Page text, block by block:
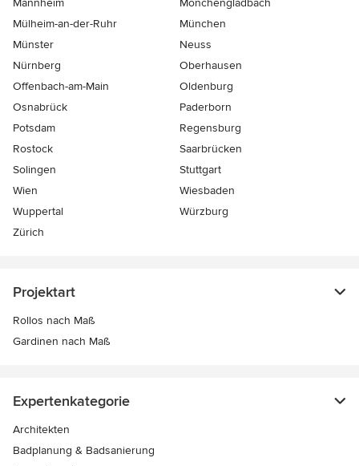
Mannheim
Mönchen­gladbach
Mülheim-an-der-Ruhr
München
Münster
Neuss
Nürnberg
Oberhausen
Offenbach-am-Main
Oldenburg
Osnabrück
Paderborn
Potsdam
Regensburg
Rostock
Saarbrücken
Solingen
Stuttgart
Wien
Wiesbaden
Wuppertal
Würzburg
Zürich
Projektart
Rollos nach Maß
Gardinen nach Maß
Expertenkategorie
Architekten
Badplanung & Badsanierung